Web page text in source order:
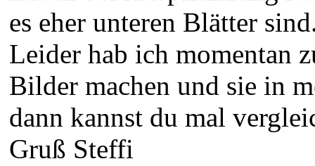
es eher unteren Blätter
Leider hab ich momentan
Bilder machen und sie in
dann kannst du mal
Gruß Steffi